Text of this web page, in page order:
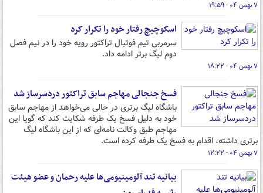
۷ بهمن ۰۴ - ۱۹:۵۹
اسکوچیچ رفتار خود را تکرار کرد
سرمربی تیم فوتبال تراکتور رویه خود را در نیم فصل
دوم لیگ برتر ادامه داد.
۷ بهمن ۰۴ - ۱۸:۲۲
فسخ جنجالی مهاجم سابق تراکتور دردسرساز شد
باشگاه لیگ برتری در حالی می‌خواهد از مهاجم سابق
خود به دلیل فسخ یک طرفه شکایت کند که گویا این
مهاجم طبق وکالت نامه‌ای که از این باشگاه لیگ
برتری داشته، اقدام به فسخ یک طرفه کرده است.
۷ بهمن ۰۴ - ۱۲:۲۲
بیانیه تند آلومینیومی‌ها علیه رحمان و عضو هیئت